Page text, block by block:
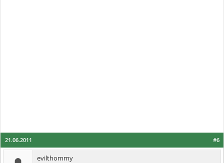
#6
21.06.2011
evilthommy